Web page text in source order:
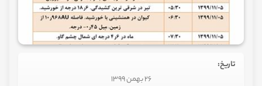
تاریخ:
26 بهمن 1399